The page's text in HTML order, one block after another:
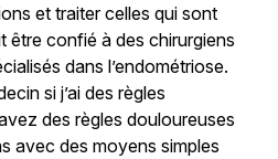
et traiter celles qui sont
être confié à des chirurgiens
dans l’endométriose.
si j’ai des règles
des règles douloureuses
avec des moyens simples